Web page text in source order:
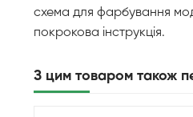
схема для фарбування
покрокова інструкція.
З цим товаром також